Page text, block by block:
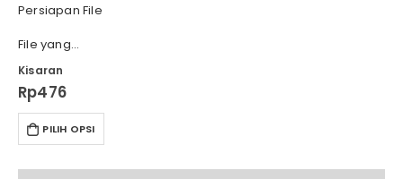
Persiapan File
File yang…
Kisaran
Rp476
PILIH OPSI